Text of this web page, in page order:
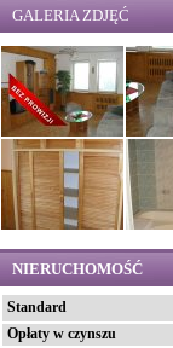
GALERIA ZDJĘĆ
NIERUCHOMOŚĆ
Standard
Opłaty w czynszu